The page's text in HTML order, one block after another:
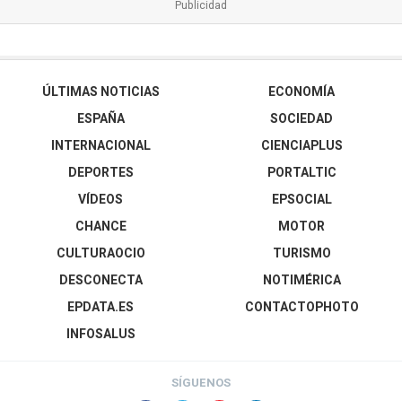
ÚLTIMAS NOTICIAS
ESPAÑA
INTERNACIONAL
DEPORTES
VÍDEOS
ECONOMÍA
SOCIEDAD
CIENCIAPLUS
PORTALTIC
EPSOCIAL
CHANCE
CULTURAOCIO
DESCONECTA
EPDATA.ES
INFOSALUS
MOTOR
TURISMO
NOTIMÉRICA
CONTACTOPHOTO
SÍGUENOS